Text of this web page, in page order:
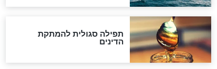
לכל המאמרים
אחרית הימים